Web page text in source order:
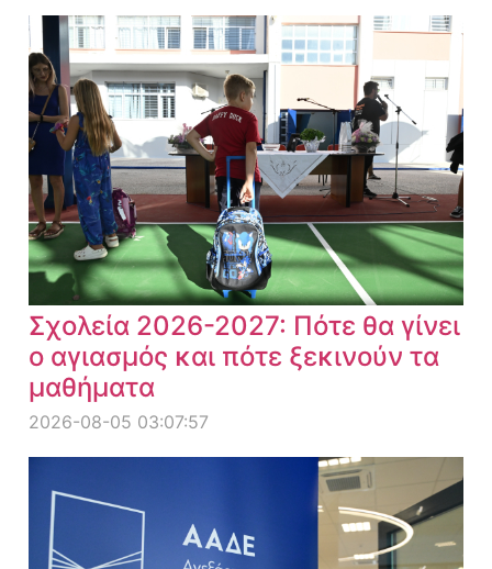
Σχολεία 2026-2027: Πότε θα γίνει
ο αγιασμός και πότε ξεκινούν τα
μαθήματα
2026-08-05 03:07:57